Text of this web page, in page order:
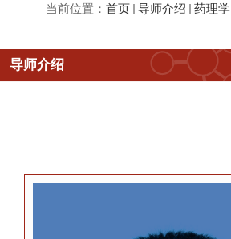
导师介绍
当前位置： 首页 导师介绍 药理学
教授/（特聘）研究员